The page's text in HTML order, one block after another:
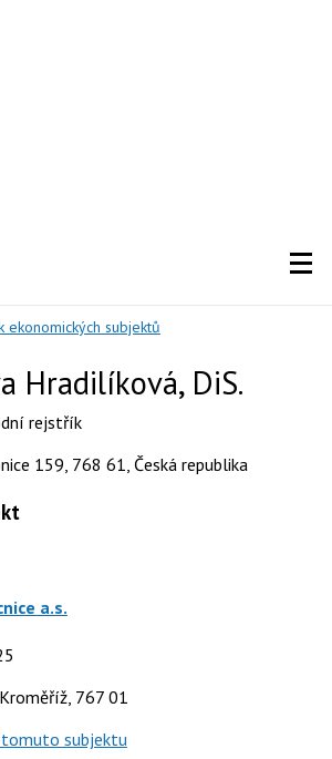
ekonomických subjektů
Hradilíková, DiS.
rejstřík
159, 768 61, Česká republika
a.s.
767 01
subjektu